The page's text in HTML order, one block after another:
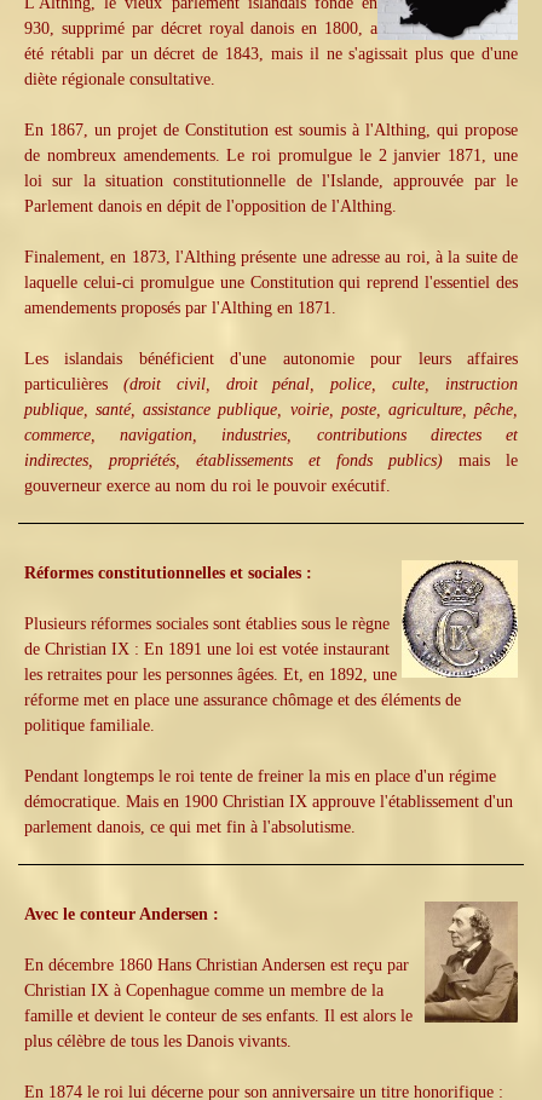
930, supprimé par décret royal danois en 1800, a
été rétabli par un décret de 1843, mais il ne s'agissait plus que d'une
diète régionale consultative.
En 1867, un projet de Constitution est soumis à l'Althing, qui propose
de nombreux amendements. Le roi promulgue le 2 janvier 1871, une
loi sur la situation constitutionnelle de l'Islande, approuvée par le
Parlement danois en dépit de l'opposition de l'Althing.
Finalement, en 1873, l'Althing présente une adresse au roi, à la suite de
laquelle celui-ci promulgue une Constitution qui reprend l'essentiel des
amendements proposés par l'Althing en 1871.
Les islandais bénéficient d'une autonomie pour leurs affaires
particulières (droit civil, droit pénal, police, culte, instruction
publique, santé, assistance publique, voirie, poste, agriculture, pêche,
commerce, navigation, industries, contributions directes et
indirectes, propriétés, établissements et fonds publics) mais le
gouverneur exerce au nom du roi le pouvoir exécutif.
Réformes constitutionnelles et sociales :
Plusieurs réformes sociales sont établies sous le règne
de Christian IX : En 1891 une loi est votée instaurant
les retraites pour les personnes âgées. Et, en 1892, une
réforme met en place une assurance chômage et des éléments de
politique familiale.
Pendant longtemps le roi tente de freiner la mis en place d'un régime
démocratique. Mais en 1900 Christian IX approuve l'établissement d'un
parlement danois, ce qui met fin à l'absolutisme.
Avec le conteur Andersen :
En décembre 1860 Hans Christian Andersen est reçu par
Christian IX à Copenhague comme un membre de la
famille et devient le conteur de ses enfants. Il est alors le
plus célèbre de tous les Danois vivants.
En 1874 le roi lui décerne pour son anniversaire un titre honorifique :